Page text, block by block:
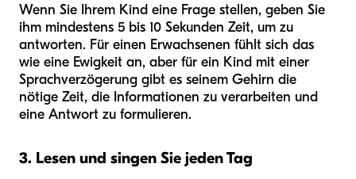
Wenn Sie Ihrem Kind eine Frage stellen, geben Sie
ihm mindestens 5 bis 10 Sekunden Zeit, um zu
antworten. Für einen Erwachsenen fühlt sich das
wie eine Ewigkeit an, aber für ein Kind mit einer
Sprachverzögerung gibt es seinem Gehirn die
nötige Zeit, die Informationen zu verarbeiten und
eine Antwort zu formulieren.
3. Lesen und singen Sie jeden Tag